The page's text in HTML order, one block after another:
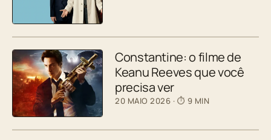
Constantine: o filme de
Keanu Reeves que você
precisa ver
20 MAIO 2026 · ⏱ 9 MIN